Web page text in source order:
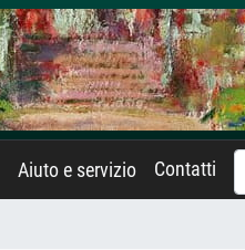
Aiuto e servizio Contatti